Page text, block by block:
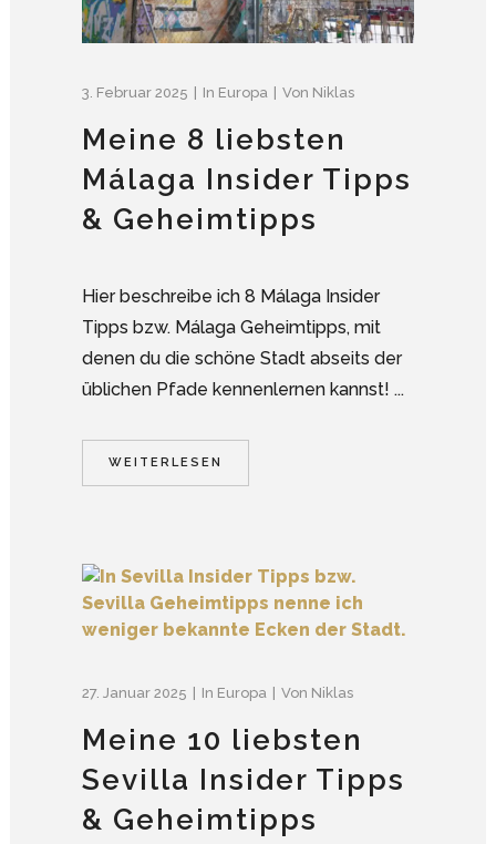
3. Februar 2025 In Europa Von Niklas
Meine 8 liebsten
Málaga Insider Tipps
& Geheimtipps
Hier beschreibe ich 8 Málaga Insider
Tipps bzw. Málaga Geheimtipps, mit
denen du die schöne Stadt abseits der
üblichen Pfade kennenlernen kannst! ...
WEITERLESEN
27. Januar 2025 In Europa Von Niklas
Meine 10 liebsten
Sevilla Insider Tipps
& Geheimtipps